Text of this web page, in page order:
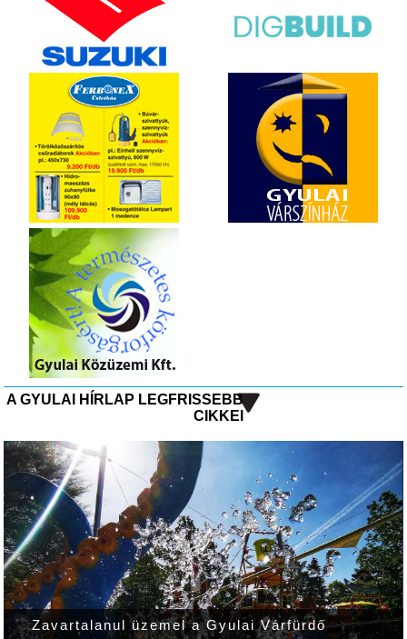
A GYULAI HÍRLAP LEGFRISSEBB
CIKKEI
Zavartalanul üzemel a Gyulai Várfürdő